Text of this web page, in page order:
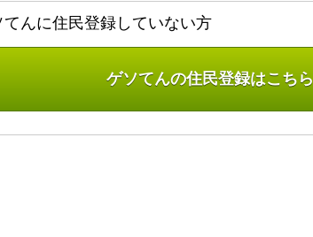
てんに住民登録していない方
ゲソてんの住民登録はこちら